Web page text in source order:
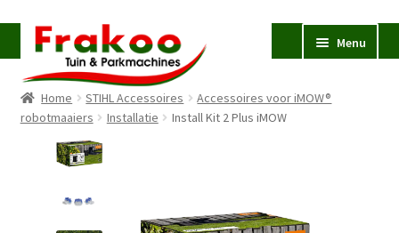
Ga
door
naar
navigatie
Ga
naar
de
inhoud
Menu
Homepage
Verkoop en Reparatie
Occasions
STIHL
Home STIHL Accessoires
Accessoires voor iMOW®
robotmaaiers
Installatie Install Kit 2 Plus iMOW